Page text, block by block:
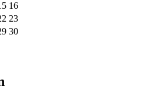
16
23
30